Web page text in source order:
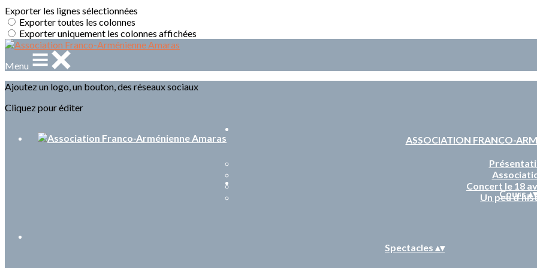
Exporter les lignes sélectionnées
Exporter toutes les colonnes
Exporter uniquement les colonnes affichées
Menu
Ajoutez un logo, un bouton, des réseaux sociaux
Cliquez pour éditer
ASSOCIATION FRANCO-
Concert le 18
Un peuCours▴▾
Spectacles ▴▾